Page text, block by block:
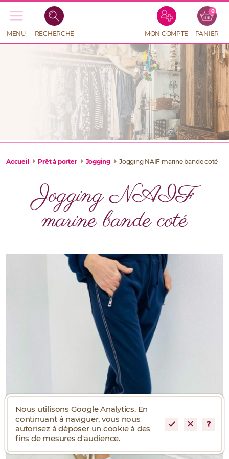
Recherche
de
MENU RECHERCHE MON COMPTE PANIER
0
RECHERCHE
DE
PRODUITS
Accueil Prêt à porter Jogging Jogging NAIF marine bande coté
Jogging NAIF
marine bande coté
Nous utilisons Google Analytics. En
continuant à naviguer, vous nous
autorisez à déposer un cookie à des
fins de mesures d'audience.